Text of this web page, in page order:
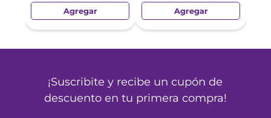
Agregar Agregar
¡Suscribite y recibe un cupón de
descuento en tu primera compra!